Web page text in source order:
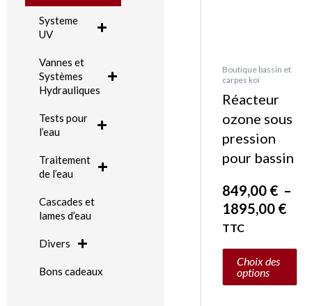
Systeme
UV
Vannes et
Systèmes
Hydrauliques
Tests pour
l’eau
Traitement
de l’eau
Cascades et
lames d’eau
Divers
Bons cadeaux
Boutique bassin et
carpes koï
Réacteur
ozone sous
pression
pour bassin
849,00 € –
1895,00 €
TTC
Choix des
options
du
produit